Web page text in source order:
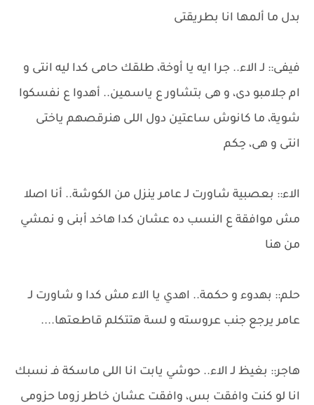
بدل ما ألمها انا بطريقتى
فيفى:: لـ الاء.. جرا ايه يا أوخة، طلقك حامى كدا ليه انتى و
ام جلامبو دى، و هى بتشاور ع ياسمين.. أهدوا ع نفسكوا
شوية، ما كانوش ساعتين دول اللى هنرقصهم ياختى
انتى و هى، حِكم
الاء:: بعصبية شاورت لـ عامر ينزل من الكوشة.. أنا اصلا
مش موافقة ع النسب ده عشان كدا هاخد أبنى و نمشي
من هنا
حلم:: بهدوء و حكمة.. اهدي يا الاء مش كدا و شاورت لـ
عامر يرجع جنب عروسته و لسة هتتكلم قاطعتها....
هاجر:: بغيظ لـ الاء.. حوشي يابت انا اللى ماسكة فـ نسبك
انا لو كنت وافقت بس، وافقت عشان خاطر زوما حزومى